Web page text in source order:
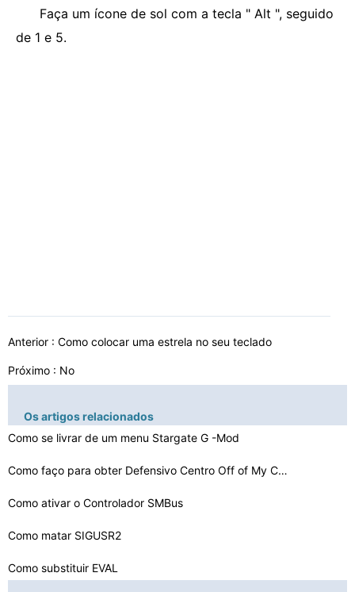
Faça um ícone de sol com a tecla " Alt ", seguido
de 1 e 5.
Anterior : Como colocar uma estrela no seu teclado
Próximo : No
Os artigos relacionados
Como se livrar de um menu Stargate G -Mod
Como faço para obter Defensivo Centro Off of My Comput…
Como ativar o Controlador SMBus
Como matar SIGUSR2
Como substituir EVAL